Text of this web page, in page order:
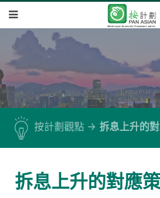
按計劃觀點 拆息上升的
拆息上升的對應